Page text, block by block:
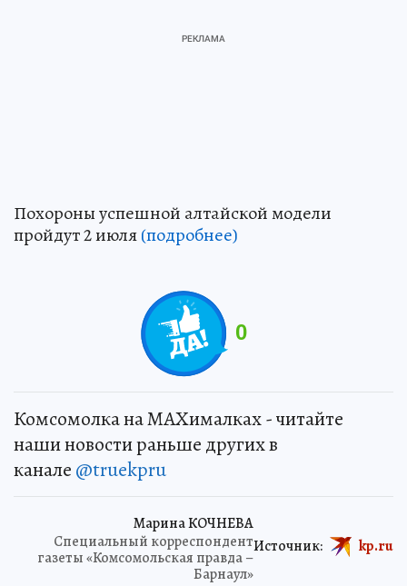
Похороны успешной алтайской модели
пройдут 2 июля(подробнее)
0
Комсомолка на MAXималках - читайте
наши новости раньше других в
канале @truekpru
Марина КОЧНЕВА
Специальный корреспондент
газеты «Комсомольская правда –
Барнаул»
Источник: kp.ru